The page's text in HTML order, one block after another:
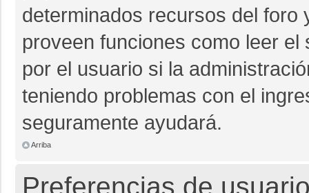
determinados recursos del foro
proveen funciones como leer
por el usuario si la
teniendo problemas con el
seguramente ayudará.
Arriba
Preferencias de